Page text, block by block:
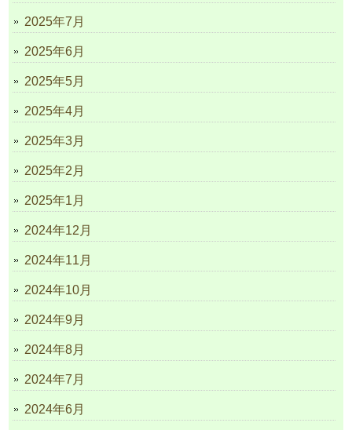
2025年7月
2025年6月
2025年5月
2025年4月
2025年3月
2025年2月
2025年1月
2024年12月
2024年11月
2024年10月
2024年9月
2024年8月
2024年7月
2024年6月